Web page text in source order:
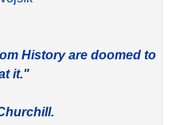
History are doomed to
it."